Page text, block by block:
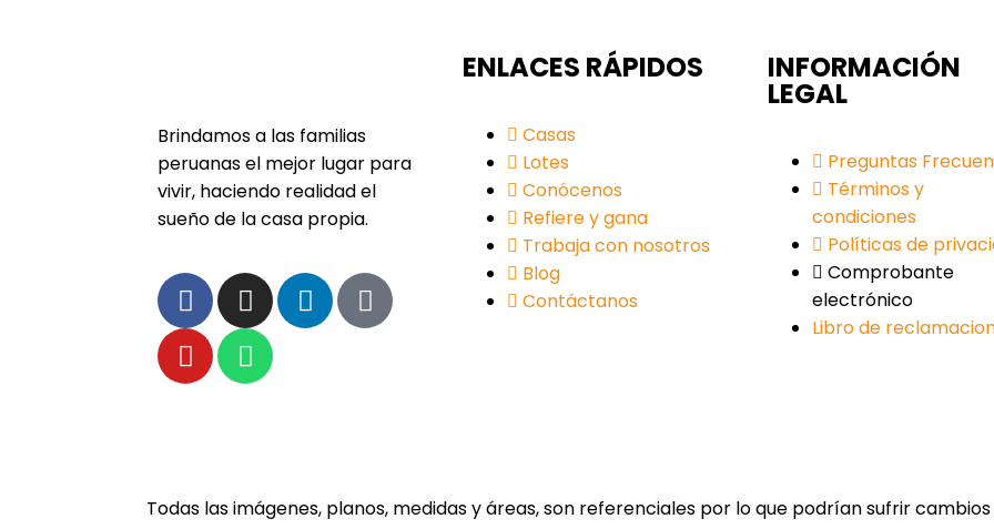
Brindamos a las familias
peruanas el mejor lugar para
vivir, haciendo realidad el
sueño de la casa propia.
ENLACES RÁPIDOS
Casas
Lotes
Conócenos
Refiere y gana
Trabaja con nosotros
Blog
Contáctanos
INFORMACIÓN
LEGAL
Preguntas
Términos y
condiciones
Políticas de
Comprobante
electrónico
Libro de
Todas las imágenes, planos, medidas y áreas, son referenciales por lo que podrían sufrir